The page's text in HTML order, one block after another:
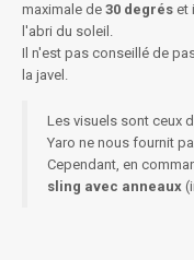
maximale de 30 degrés et
l'abri du soleil.
Il n'est pas conseillé de
la javel.
Les visuels sont ceux
Yaro ne nous fournit
Cependant, en
sling avec anneaux